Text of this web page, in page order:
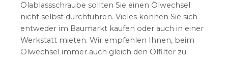
Ölablassschraube sollten Sie einen Ölwechsel
nicht selbst durchführen. Vieles können Sie sich
entweder im Baumarkt kaufen oder auch in einer
Werkstatt mieten. Wir empfehlen Ihnen, beim
Ölwechsel immer auch gleich den Ölfilter zu